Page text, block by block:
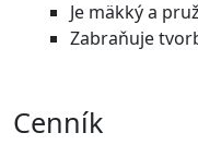
Je mäkký a
Zabraňuje
Cenník